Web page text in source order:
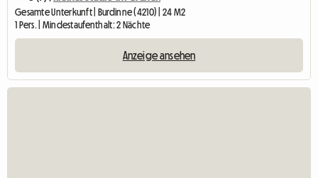
Gesamte Unterkunft | Burdinne (4210) | 24 M2
1 Pers. | Mindestaufenthalt: 2 Nächte
Anzeige ansehen